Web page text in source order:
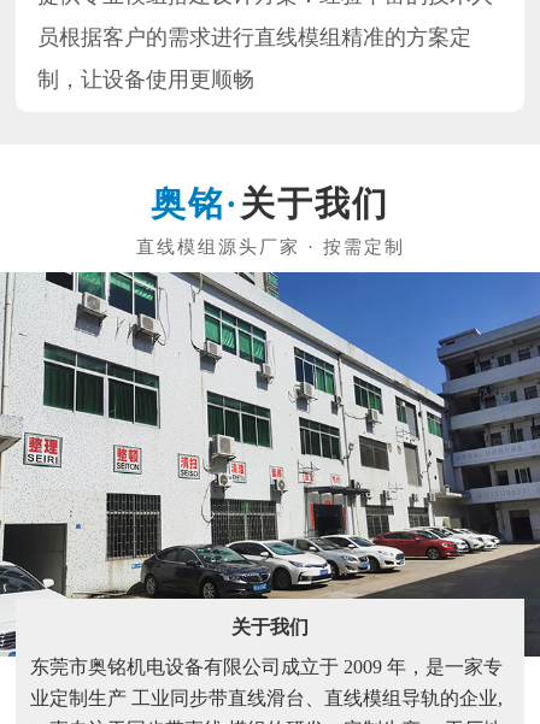
员根据客户的需求进行直线模组精准的方案定
制，让设备使用更顺畅
关于我们
关于我们
东莞市奥铭机电设备有限公司成立于 2009 年，是一家专
业定制生产 工业同步带直线滑台、直线模组导轨的企业,